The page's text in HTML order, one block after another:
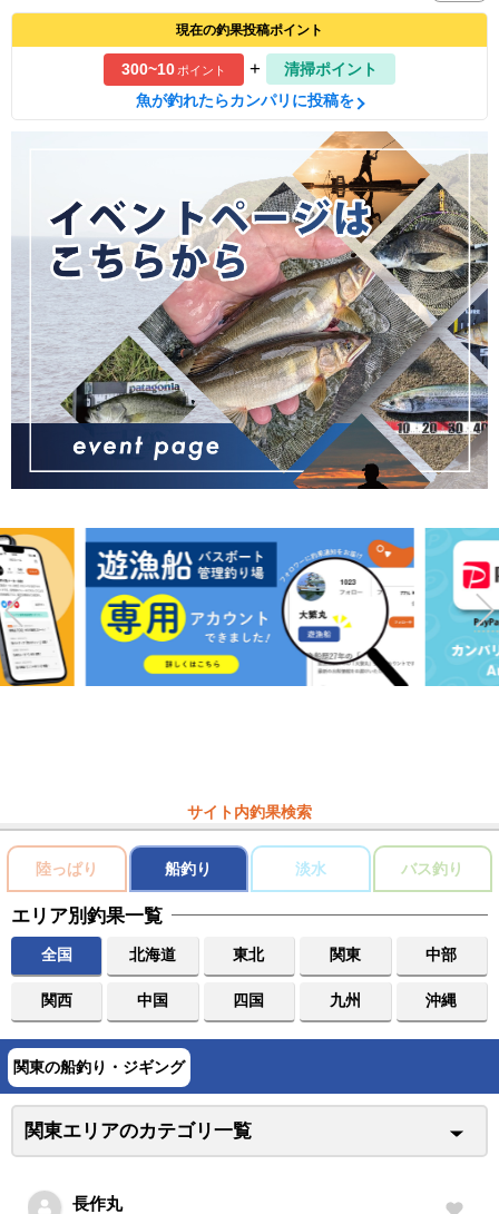
現在の釣果投稿ポイント
300~10ポイント +
清掃ポイント
魚が釣れたらカンパリに投稿を
サイト内釣果検索
陸っぱり 船釣り 淡水 バス釣り
エリア別釣果一覧
全国 北海道 東北 関東 中部
関西 中国 四国 九州 沖縄
関東の船釣り・ジギング
関東エリアのカテゴリ一覧
長作丸